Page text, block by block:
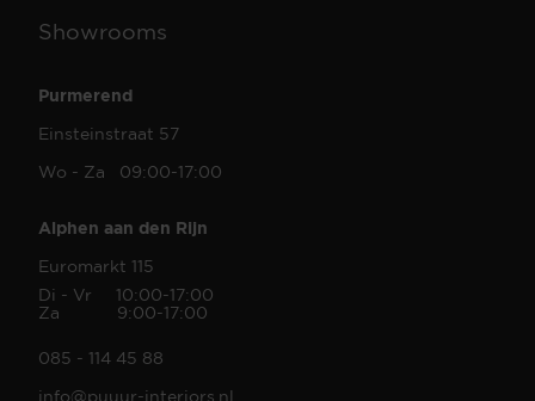
Showrooms
Purmerend
Einsteinstraat 57
Wo - Za 09:00-17:00
Alphen aan den Rijn
Euromarkt 115
Di - Vr 10:00-17:00
Za 9:00-17:00
085 - 114 45 88
info@puuur-interiors.nl